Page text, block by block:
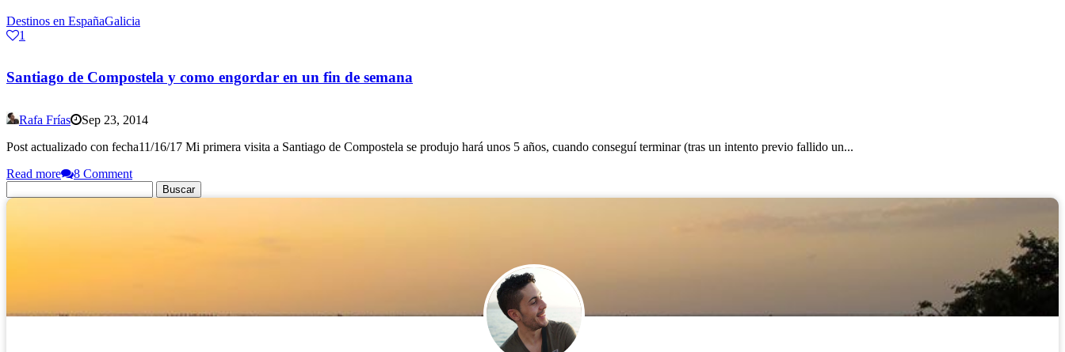
Destinos en EspañaGalicia
1
Santiago de Compostela y como engordar en un fin de semana
Rafa Frías
Sep 23, 2014
Post actualizado con fecha11/16/17 Mi primera visita a Santiago de Compostela se produjo hará unos 5 años, cuando conseguí terminar (tras un intento previo fallido un...
Read more
8 Comment